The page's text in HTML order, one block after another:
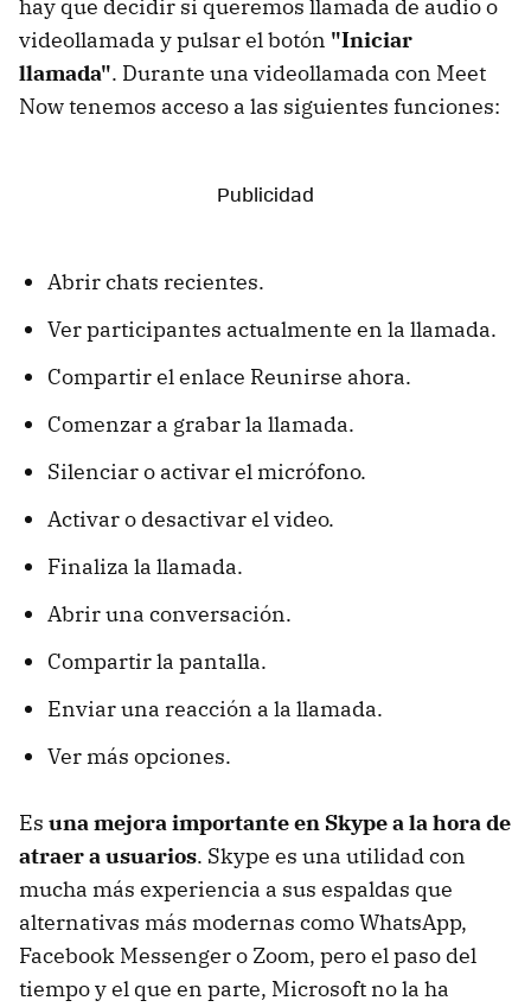
hay que decidir si queremos llamada de audio o
videollamada y pulsar el botón "Iniciar
llamada". Durante una videollamada con Meet
Now tenemos acceso a las siguientes funciones:
Abrir chats recientes.
Ver participantes actualmente en la llamada.
Compartir el enlace Reunirse ahora.
Comenzar a grabar la llamada.
Silenciar o activar el micrófono.
Activar o desactivar el video.
Finaliza la llamada.
Abrir una conversación.
Compartir la pantalla.
Enviar una reacción a la llamada.
Ver más opciones.
Es una mejora importante en Skype a la hora de
atraer a usuarios. Skype es una utilidad con
mucha más experiencia a sus espaldas que
alternativas más modernas como WhatsApp,
Facebook Messenger o Zoom, pero el paso del
tiempo y el que en parte, Microsoft no la ha